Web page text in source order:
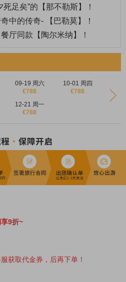
足矣”的【 那不勒斯】
！
中的传奇- 【 巴勒莫】
！
厅同款【 陶尔米纳 】 ！
09-19 周六
€788
10-01 周四
€788
12-21 周一
€788
9折~
获取代金券，后再下单！